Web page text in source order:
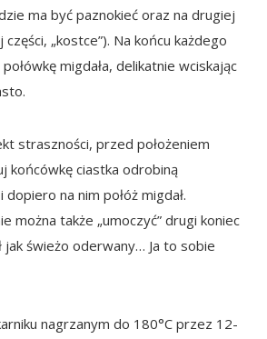
ma być paznokieć oraz na drugiej
„kostce”). Na końcu każdego
migdała, delikatnie wciskając
straszności, przed położeniem
końcówkę ciastka odrobiną
na nim połóż migdał.
można także „umoczyć” drugi koniec
jak świeżo oderwany… Ja to sobie
nagrzanym do 180°C przez 12-